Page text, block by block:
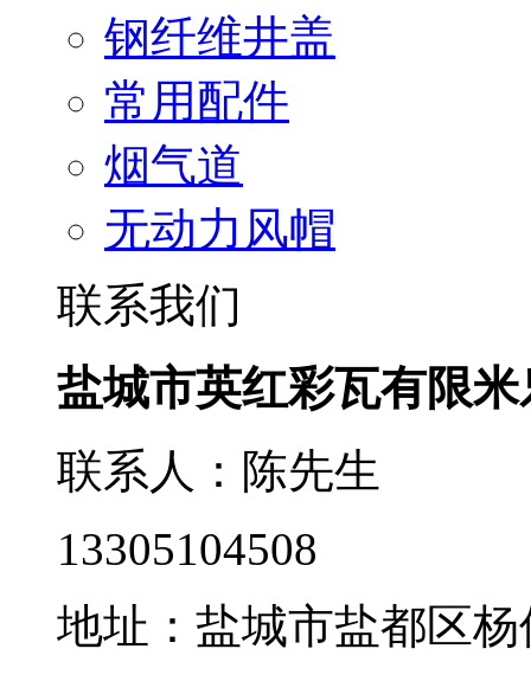
钢纤维井盖
常用配件
烟气道
无动力风帽
联系我们
盐城市英红彩瓦有限
联系人：陈先生
13305104508
地址：盐城市盐都区